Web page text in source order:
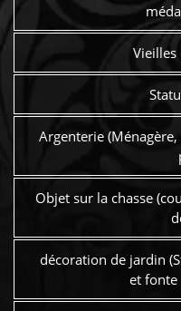
Vieilles
Argenterie
Objet sur la chasse
décoration de jardin
et fonte